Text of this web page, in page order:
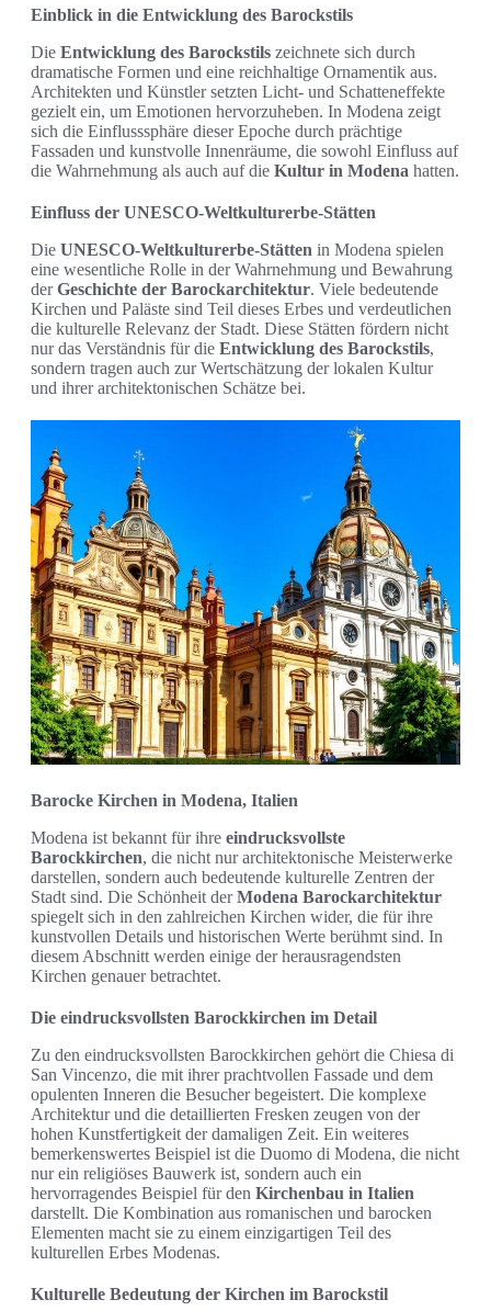
Einblick in die Entwicklung des Barockstils
Die Entwicklung des Barockstils zeichnete sich durch
dramatische Formen und eine reichhaltige Ornamentik aus.
Architekten und Künstler setzten Licht- und Schatteneffekte
gezielt ein, um Emotionen hervorzuheben. In Modena zeigt
sich die Einflusssphäre dieser Epoche durch prächtige
Fassaden und kunstvolle Innenräume, die sowohl Einfluss auf
die Wahrnehmung als auch auf die Kultur in Modena hatten.
Einfluss der UNESCO-Weltkulturerbe-Stätten
Die UNESCO-Weltkulturerbe-Stätten in Modena spielen
eine wesentliche Rolle in der Wahrnehmung und Bewahrung
derGeschichte der Barockarchitektur. Viele bedeutende
Kirchen und Paläste sind Teil dieses Erbes und verdeutlichen
die kulturelle Relevanz der Stadt. Diese Stätten fördern nicht
nur das Verständnis für die Entwicklung des Barockstils,
sondern tragen auch zur Wertschätzung der lokalen Kultur
und ihrer architektonischen Schätze bei.
Barocke Kirchen in Modena, Italien
Modena ist bekannt für ihre eindrucksvollste
Barockkirchen, die nicht nur architektonische Meisterwerke
darstellen, sondern auch bedeutende kulturelle Zentren der
Stadt sind. Die Schönheit derModena Barockarchitektur
spiegelt sich in den zahlreichen Kirchen wider, die für ihre
kunstvollen Details und historischen Werte berühmt sind. In
diesem Abschnitt werden einige der herausragendsten
Kirchen genauer betrachtet.
Die eindrucksvollsten Barockkirchen im Detail
Zu den eindrucksvollsten Barockkirchen gehört die Chiesa di
San Vincenzo, die mit ihrer prachtvollen Fassade und dem
opulenten Inneren die Besucher begeistert. Die komplexe
Architektur und die detaillierten Fresken zeugen von der
hohen Kunstfertigkeit der damaligen Zeit. Ein weiteres
bemerkenswertes Beispiel ist die Duomo di Modena, die nicht
nur ein religiöses Bauwerk ist, sondern auch ein
hervorragendes Beispiel für den Kirchenbau in Italien
darstellt. Die Kombination aus romanischen und barocken
Elementen macht sie zu einem einzigartigen Teil des
kulturellen Erbes Modenas.
Kulturelle Bedeutung der Kirchen im Barockstil